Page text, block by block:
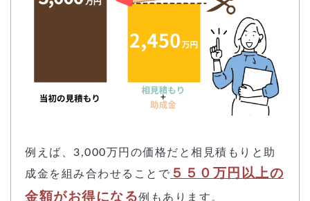
例えば、3,000万円の価格だと相見積もりと助
成金を組み合わせることで ５５０万円以上の
金額がお得になる例もあります。